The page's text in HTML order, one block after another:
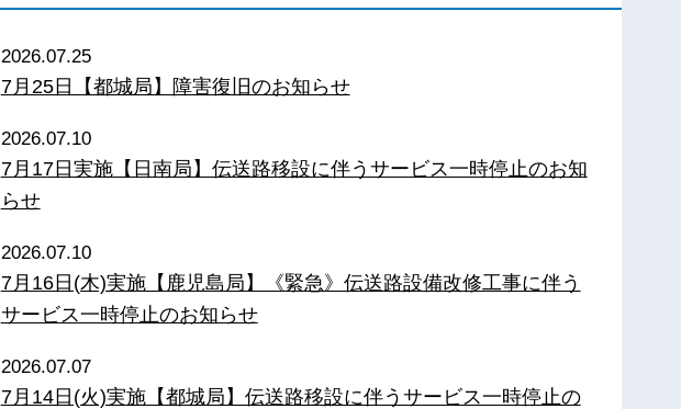
2026.07.25
7月25日【都城局】障害復旧のお知らせ
2026.07.10
7月17日実施【日南局】伝送路移設に伴うサービス一時停止のお知
らせ
2026.07.10
7月16日(木)実施【鹿児島局】《緊急》伝送路設備改修工事に伴う
サービス一時停止のお知らせ
2026.07.07
7月14日(火)実施【都城局】伝送路移設に伴うサービス一時停止の